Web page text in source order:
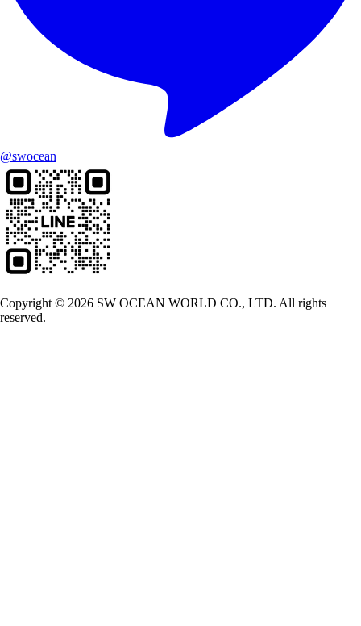
@swocean
Copyright © 2026 SW OCEAN WORLD CO., LTD. All rights
reserved.